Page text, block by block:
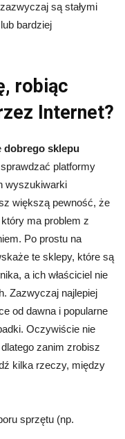
są stałymi
bardziej
robiąc
Internet?
dobrego sklepu
platformy
wyszukiwarki
większą pewność, że
ma problem z
Po prostu na
te sklepy, które są
a ich właściciel nie
Zazwyczaj najlepiej
od dawna i popularne
Oczywiście nie
zanim zrobisz
kilka rzeczy, między
sprzętu (np.